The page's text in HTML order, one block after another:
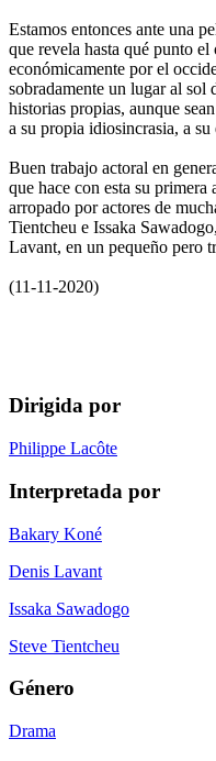
Estamos entonces ante una
que revela hasta qué punto
económicamente por el
sobradamente un lugar al sol
historias propias, aunque
a su propia idiosincrasia, a su
Buen trabajo actoral en
que hace con esta su
arropado por actores de
Tientcheu e Issaka
Lavant, en un pequeño pero
(11-11-2020)
Dirigida por
Philippe Lacôte
Interpretada por
Bakary Koné
Denis Lavant
Issaka Sawadogo
Steve Tientcheu
Género
Drama